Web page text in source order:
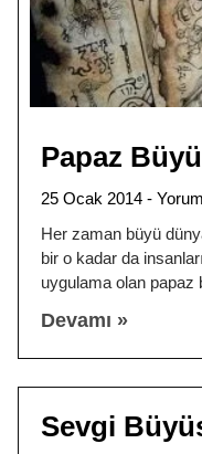
Papaz
25 Ocak 2014
Her zaman büyü
bir o kadar da
uygulama olan papaz
Devamı »
Sevgi